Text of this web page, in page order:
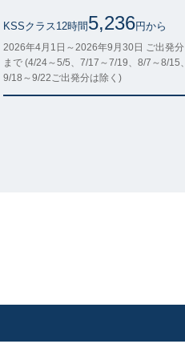
KSSクラス12時間 5,236円から
2026年4月1日～2026年9月30日 ご出発分
まで (4/24～5/5、7/17～7/19、8/7～8/15、
9/18～9/22ご出発分は除く)